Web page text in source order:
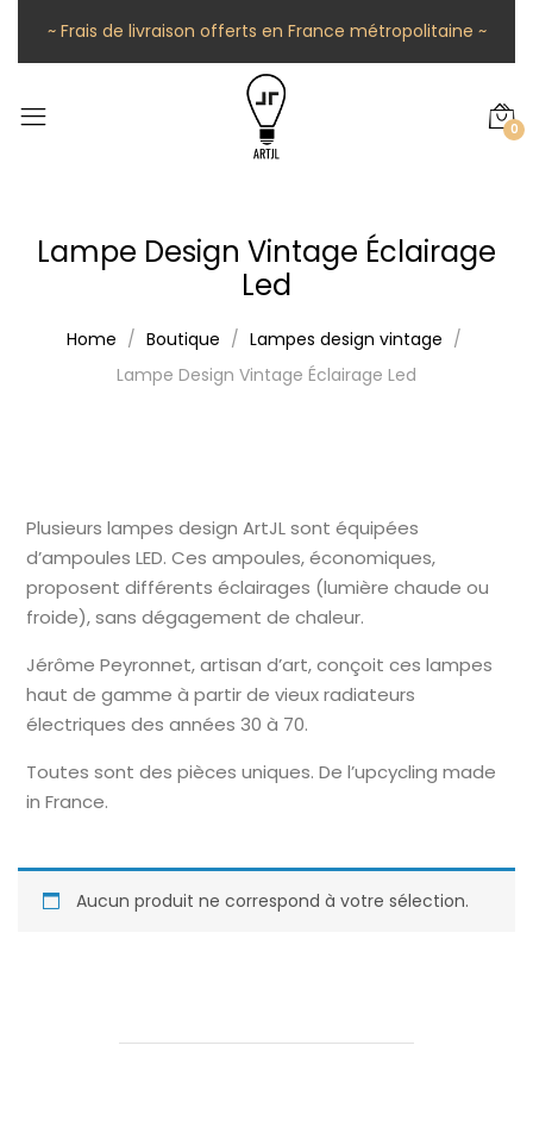
~ Frais de livraison offerts en France métropolitaine ~
0
Lampe Design Vintage Éclairage
Led
Home Boutique
Lampes design vintage
Lampe Design Vintage Éclairage Led
Plusieurs lampes design ArtJL sont équipées
d’ampoules LED. Ces ampoules, économiques,
proposent différents éclairages (lumière chaude ou
froide), sans dégagement de chaleur.
Jérôme Peyronnet, artisan d’art, conçoit ces lampes
haut de gamme à partir de vieux radiateurs
électriques des années 30 à 70.
Toutes sont des pièces uniques. De l’upcycling made
in France.
Aucun produit ne correspond à votre sélection.